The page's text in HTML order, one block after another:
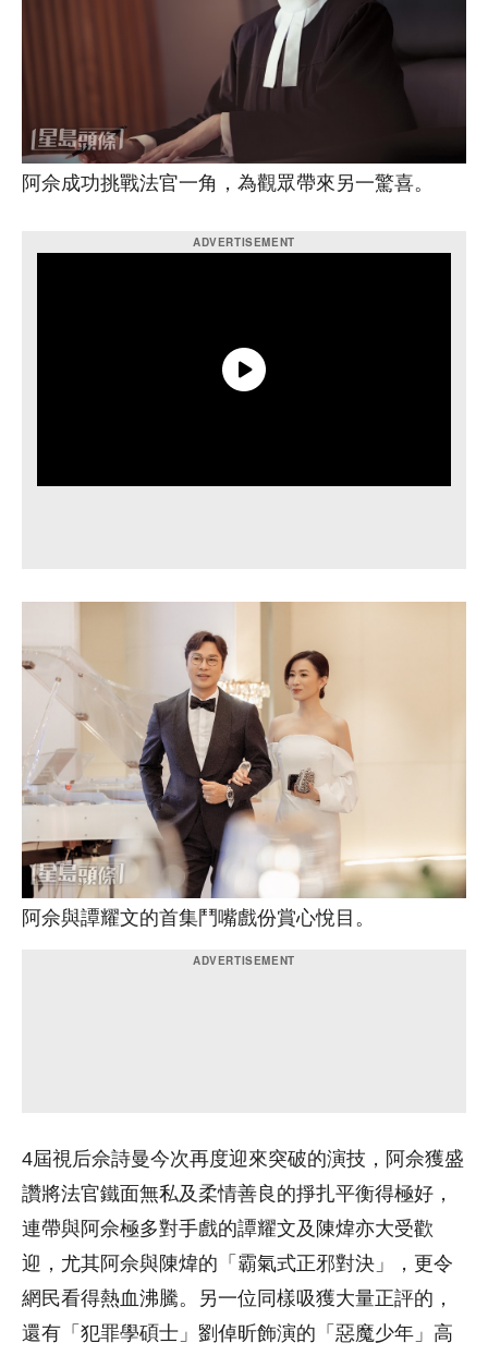
阿佘成功挑戰法官一角，為觀眾帶來另一驚喜。
阿佘與譚耀文的首集鬥嘴戲份賞心悅目。
4屆視后佘詩曼今次再度迎來突破的演技，阿佘獲盛
讚將法官鐵面無私及柔情善良的掙扎平衡得極好，
連帶與阿佘極多對手戲的譚耀文及陳煒亦大受歡
迎，尤其阿佘與陳煒的「霸氣式正邪對決」，更令
網民看得熱血沸騰。另一位同樣吸獲大量正評的，
還有「犯罪學碩士」劉倬昕飾演的「惡魔少年」高